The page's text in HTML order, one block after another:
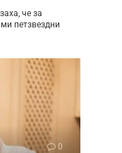
че за
петзвездни
0